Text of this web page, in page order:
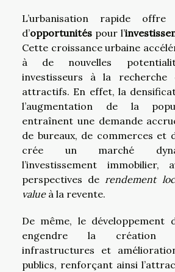
L’urbanisation rapide
d’opportunités pour l’
Cette croissance urbaine
à de nouvelles
investisseurs à la recherche
attractifs. En effet, la
l’augmentation de la
entraînent une demande
de bureaux, de commerces et
crée un marché
l’investissement
perspectives derendement
valueà la revente.
De même, le développement
engendre la création
infrastructures et
publics, renforçant ainsi